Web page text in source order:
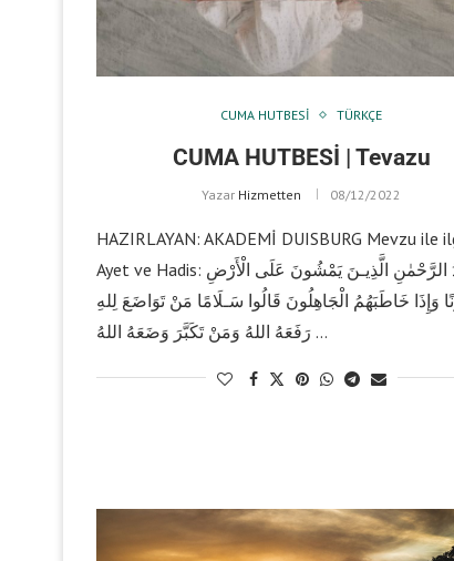
CUMA HUTBESI TÜRKÇE
CUMA HUTBESİ | Tevazu
Yazar Hizmetten 08/12/2022
HAZIRLAYAN: AKADEMİ DUISBURG Mevzu ile
Ayet ve Hadis: وَعِبَادُ الرَّحْمٰنِ الَّذِيـنَ يَمْشُونَ عَلَى الْأَرْضِ
وَإِذَا خَاطَبَهُمُ الْجَاهِلُونَ قَالُوا سَـلَامًا مَنْ تَوَاضَعَ لِلهِ
رَفَعَهُ اللهُ وَمَنْ تَكَبَّرَ وَضَعَهُ اللهُ …